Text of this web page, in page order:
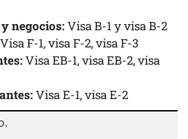
negocios:Visa B-1 y visa B-2
Visa F-1, visa F-2, visa F-3
Visa EB-1, visa EB-2, visa
Visa E-1, visa E-2